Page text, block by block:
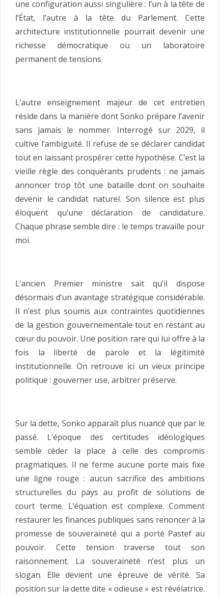
une configuration aussi singulière : l’un à la tête de
l’État, l’autre à la tête du Parlement. Cette
architecture institutionnelle pourrait devenir une
richesse démocratique ou un laboratoire
permanent de tensions.
L’autre enseignement majeur de cet entretien
réside dans la manière dont Sonko prépare l’avenir
sans jamais le nommer. Interrogé sur 2029, il
cultive l’ambiguïté. Il refuse de se déclarer candidat
tout en laissant prospérer cette hypothèse. C’est la
vieille règle des conquérants prudents : ne jamais
annoncer trop tôt une bataille dont on souhaite
devenir le candidat naturel. Son silence est plus
éloquent qu’une déclaration de candidature.
Chaque phrase semble dire : le temps travaille pour
moi.
L’ancien Premier ministre sait qu’il dispose
désormais d’un avantage stratégique considérable.
Il n’est plus soumis aux contraintes quotidiennes
de la gestion gouvernementale tout en restant au
cœur du pouvoir. Une position rare qui lui offre à la
fois la liberté de parole et la légitimité
institutionnelle. On retrouve ici un vieux principe
politique : gouverner use, arbitrer préserve.
Sur la dette, Sonko apparaît plus nuancé que par le
passé. L’époque des certitudes idéologiques
semble céder la place à celle des compromis
pragmatiques. Il ne ferme aucune porte mais fixe
une ligne rouge : aucun sacrifice des ambitions
structurelles du pays au profit de solutions de
court terme. L’équation est complexe. Comment
restaurer les finances publiques sans renoncer à la
promesse de souveraineté qui a porté Pastef au
pouvoir. Cette tension traverse tout son
raisonnement. La souveraineté n’est plus un
slogan. Elle devient une épreuve de vérité. Sa
position sur la dette dite « odieuse » est révélatrice.